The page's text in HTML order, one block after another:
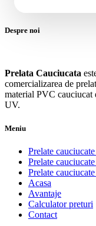
Despre noi
Prelata Cauciucata
comercializarea de
material PVC cauciucat
UV.
Meniu
Prelate
Prelate
Prelate
Acasa
Avantaje
Calculator preturi
Contact